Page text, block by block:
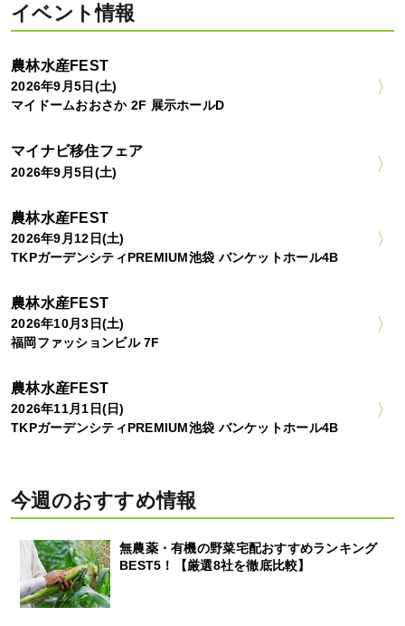
イベント情報
農林水産FEST
2026年9月5日(土)
マイドームおおさか 2F 展示ホールD
マイナビ移住フェア
2026年9月5日(土)
農林水産FEST
2026年9月12日(土)
TKPガーデンシティPREMIUM池袋 バンケットホール4B
農林水産FEST
2026年10月3日(土)
福岡ファッションビル 7F
農林水産FEST
2026年11月1日(日)
TKPガーデンシティPREMIUM池袋 バンケットホール4B
今週のおすすめ情報
無農薬・有機の野菜宅配おすすめランキング
BEST5！【厳選8社を徹底比較】